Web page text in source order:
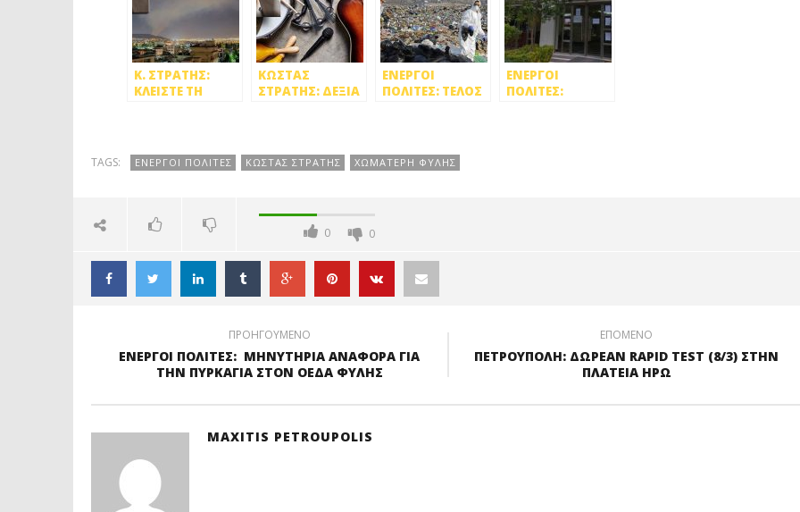
Κ. ΣΤΡΑΤΗΣ:
ΚΛΕΙΣΤΕ ΤΗ
ΚΩΣΤΑΣ
ΣΤΡΑΤΗΣ: ΔΕΞΙΑ
ΜΕ ΘΥΜΑ ΤΟΝ
ΠΟΛΙΤΙΣΜΟ
ΕΝΕΡΓΟΙ
ΠΟΛΙΤΕΣ: ΤΕΛΟΣ
ΤΟΥΣ
ΚΑΤΟΙΚΟΥΣ ΤΗΣ
ENEΡΓΟΙ
ΠΟΛΙΤΕΣ:
TAGS: ΕΝΕΡΓΟΙ ΠΟΛΙΤΕΣ ΚΩΣΤΑΣ ΣΤΡΑΤΗΣ ΧΩΜΑΤΕΡΗ ΦΥΛΗΣ
0 0
ΠΡΟΗΓΟΥΜΕΝΟ
ΕΝΕΡΓΟΙ ΠΟΛΙΤΕΣ: ΜΗΝΥΤΗΡΙΑ ΑΝΑΦΟΡΑ ΓΙΑ
ΤΗΝ ΠΥΡΚΑΓΙΑ ΣΤΟΝ ΟΕΔΑ ΦΥΛΗΣ
ΕΠΟΜΕΝΟ
ΠΕΤΡΟΥΠΟΛΗ: ΔΩΡΕΑΝ RAPID TEST (8/3) ΣΤΗΝ
ΠΛΑΤΕΙΑ ΗΡΩ
MAXITIS PETROUPOLIS